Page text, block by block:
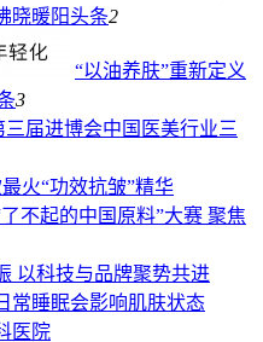
晓暖阳头条2
“以油养肤”重新定义
3
三届进博会中国医美行业三
火“功效抗皱”精华
不起的中国原料”大赛 聚焦
以科技与品牌聚势共进
常睡眠会影响肌肤状态
医院